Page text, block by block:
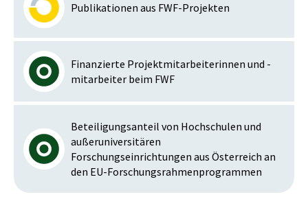
Publikationen aus FWF-Projekten
Finanzierte Projektmitarbeiterinnen und -
mitarbeiter beim FWF
Beteiligungsanteil von Hochschulen und
außeruniversitären
Forschungseinrichtungen aus Österreich an
den EU-Forschungsrahmenprogrammen